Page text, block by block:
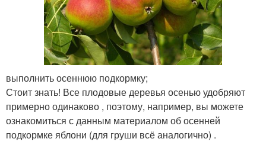
выполнить осеннюю подкормку;
Стоит знать! Все плодовые деревья осенью удобряют
примерно одинаково , поэтому, например, вы можете
ознакомиться с данным материалом об осенней
подкормке яблони (для груши всё аналогично) .